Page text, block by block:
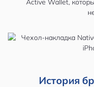
История